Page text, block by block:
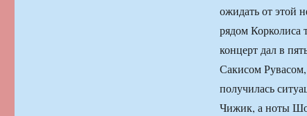
ожидать от этой
рядом Корколиса
концерт дал в
Сакисом
получилась
Чижик, а ноты